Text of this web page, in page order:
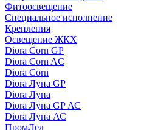
Фитоосвещение
Специальное исполнение
Крепления
Освещение ЖКХ
Diora Corn GP
Diora Corn AC
Diora Corn
Diora Луна GP
Diora Луна
Diora Луна GP АС
Diora Луна АС
ПромЛед